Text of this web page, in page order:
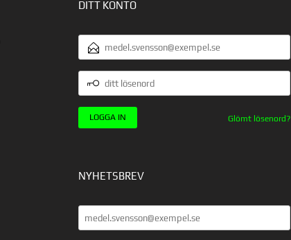
DITT KONTO
POSTADRESS
LÖSENORD
Glömt lösenord?
NYHETSBREV